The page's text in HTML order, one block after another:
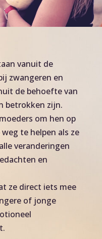
vanuit de
zwangeren en
de behoefte van
betrokken zijn.
om hen op
te helpen als ze
veranderingen
en
ze direct iets mee
of jonge